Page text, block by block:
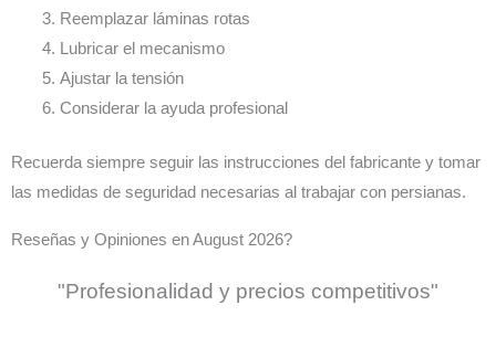
Reemplazar láminas rotas
Lubricar el mecanismo
Ajustar la tensión
Considerar la ayuda profesional
Recuerda siempre seguir las instrucciones del fabricante y tomar
las medidas de seguridad necesarias al trabajar con persianas.
Reseñas y Opiniones en August 2026?
"Profesionalidad y precios competitivos"